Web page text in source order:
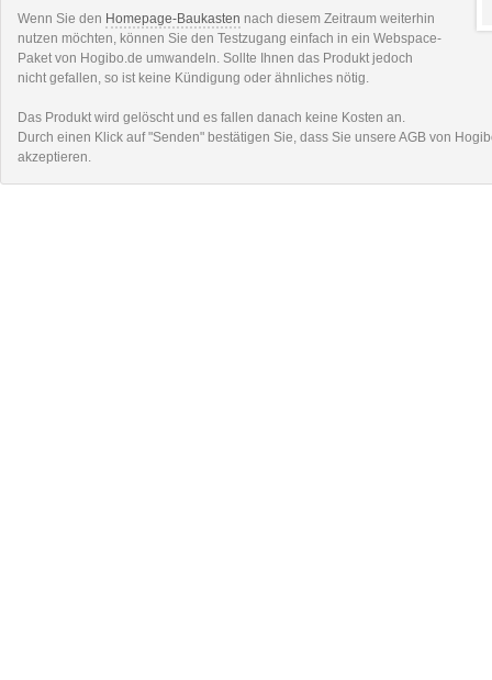
Wenn Sie den Homepage-Baukasten nach diesem Zeitraum weiterhin
nutzen möchten, können Sie den Testzugang einfach in ein Webspace-
Paket von Hogibo.de umwandeln. Sollte Ihnen das Produkt jedoch
nicht gefallen, so ist keine Kündigung oder ähnliches nötig.
Das Produkt wird gelöscht und es fallen danach keine Kosten an.
Durch einen Klick auf "Senden" bestätigen Sie, dass Sie unsere AGB von
akzeptieren.